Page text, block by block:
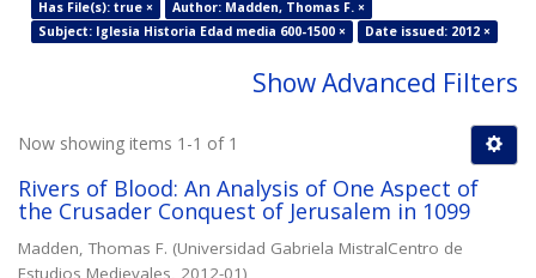
Has File(s): true ×
Author: Madden, Thomas F. ×
Subject: Iglesia Historia Edad media 600-1500 ×
Date issued: 2012 ×
Show Advanced Filters
Now showing items 1-1 of 1
Rivers of Blood: An Analysis of One Aspect of
the Crusader Conquest of Jerusalem in 1099
Madden, Thomas F. (Universidad Gabriela MistralCentro de
Estudios Medievales, 2012-01)